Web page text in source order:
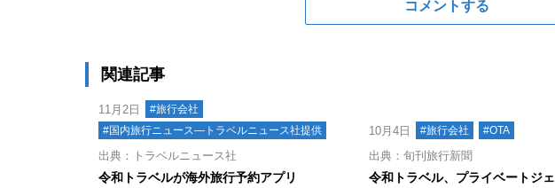
コメントする
関連記事
11月2日
#旅行会社
#国内旅行ニュース―トラベルニュース社提供
出典：トラベルニュース社
令和トラベルが海外旅行予約アプリ
10月4日 #旅行会社 #OTA
出典：旬刊旅行新聞
令和トラベル、プライベートジェ